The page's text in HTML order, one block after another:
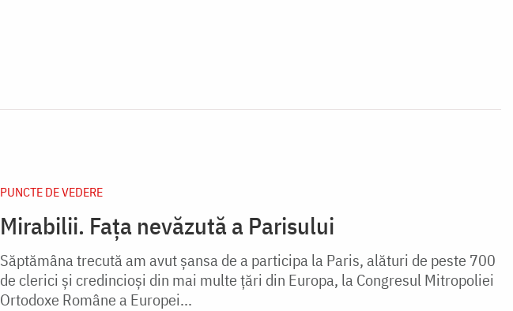
PUNCTE DE VEDERE
Mirabilii. Faţa nevăzută a Parisului
Săptămâna trecută am avut şansa de a participa la Paris, alături de peste 700
de clerici şi credincioşi din mai multe ţări din Europa, la Congresul Mitropoliei
Ortodoxe Române a Europei...